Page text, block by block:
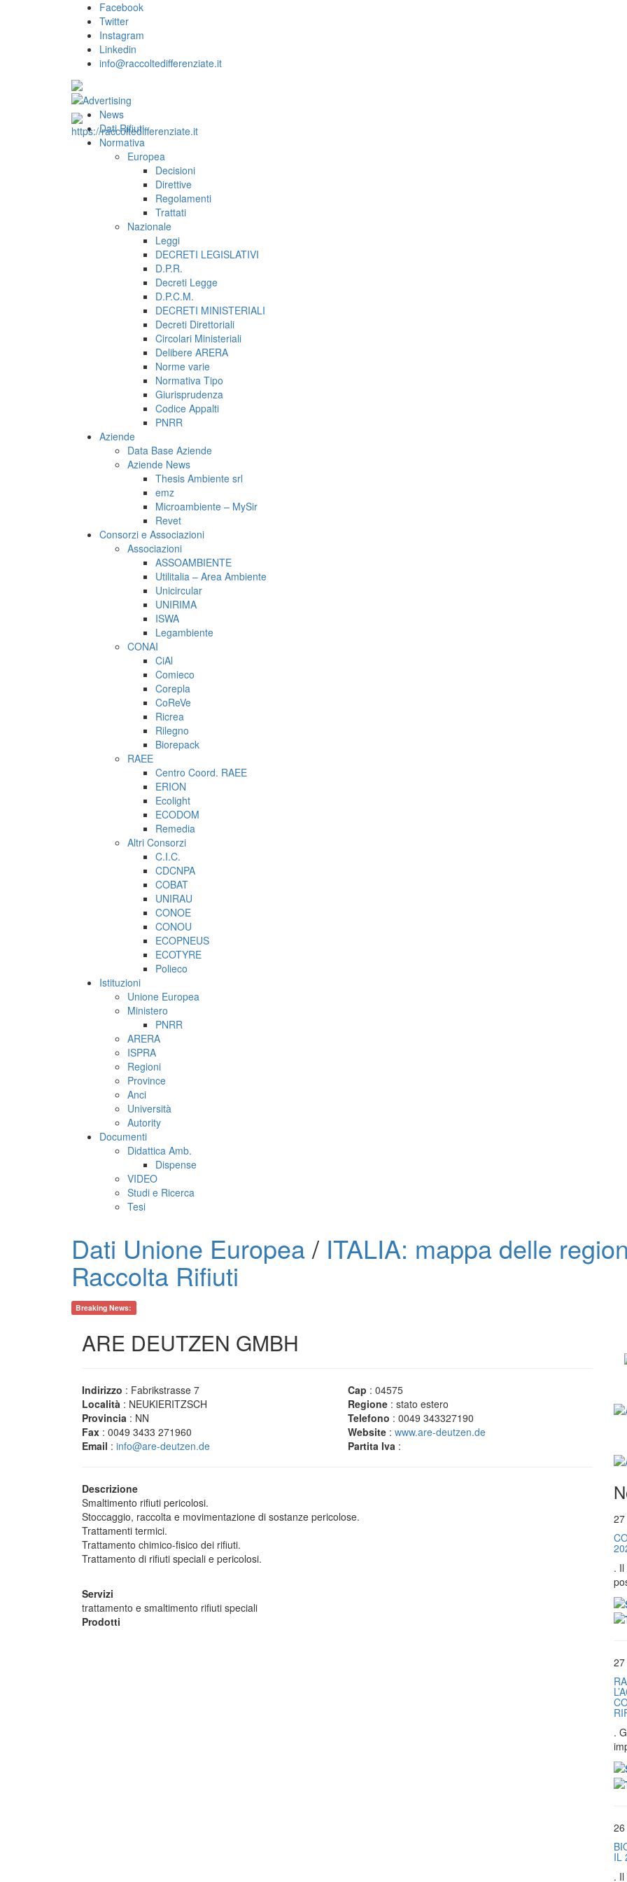
Facebook
Twitter
Instagram
Linkedin
info@raccoltedifferenziate.it
News
Dati Rifiuti
Normativa
Europea
Decisioni
Direttive
Regolamenti
Trattati
Nazionale
Leggi
DECRETI LEGISLATIVI
D.P.R.
Decreti Legge
D.P.C.M.
DECRETI MINISTERIALI
Decreti Direttoriali
Circolari Ministeriali
Delibere ARERA
Norme varie
Normativa Tipo
Giurisprudenza
Codice Appalti
PNRR
Aziende
Data Base Aziende
Aziende News
Thesis Ambiente srl
emz
Microambiente – MySir
Revet
Consorzi e Associazioni
Associazioni
ASSOAMBIENTE
Utilitalia – Area Ambiente
Unicircular
UNIRIMA
ISWA
Legambiente
CONAI
CiAl
Comieco
Corepla
CoReVe
Ricrea
Rilegno
Biorepack
RAEE
Centro Coord. RAEE
ERION
Ecolight
ECODOM
Remedia
Altri Consorzi
C.I.C.
CDCNPA
COBAT
UNIRAU
CONOE
CONOU
ECOPNEUS
ECOTYRE
Polieco
Istituzioni
Unione Europea
Ministero
PNRR
ARERA
ISPRA
Regioni
Province
Anci
Università
Autority
Documenti
Didattica Amb.
Dispense
VIDEO
Studi e Ricerca
Tesi
Dati Unione Europea/ ITALIA: mappa delle
Raccolta Rifiuti
Breaking News:
ARE DEUTZEN GMBH
Indirizzo : Fabrikstrasse 7 Cap : 04575
Località : NEUKIERITZSCH Regione : stato estero
Provincia : NN Telefono : 0049 343327190
Fax : 0049 3433 271960 Website : www.are-deutzen.de
Email : info@are-deutzen.de Partita Iva :
Descrizione
Smaltimento rifiuti pericolosi.
Stoccaggio, raccolta e movimentazione di sostanze pericolose.
Trattamenti termici.
Trattamento chimico-fisico dei rifiuti.
Trattamento di rifiuti speciali e pericolosi.
Servizi
trattamento e smaltimento rifiuti speciali
Prodotti
.
.
IL
.